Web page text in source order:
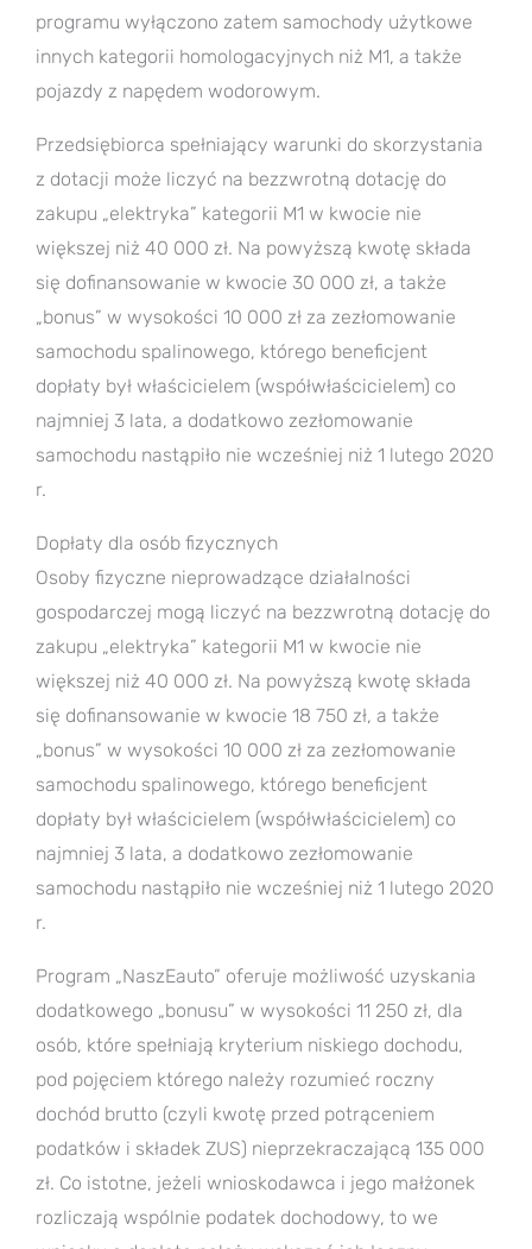
programu wyłączono zatem samochody użytkowe
innych kategorii homologacyjnych niż M1, a także
pojazdy z napędem wodorowym.
Przedsiębiorca spełniający warunki do skorzystania
z dotacji może liczyć na bezzwrotną dotację do
zakupu „elektryka” kategorii M1 w kwocie nie
większej niż 40 000 zł. Na powyższą kwotę składa
się dofinansowanie w kwocie 30 000 zł, a także
„bonus” w wysokości 10 000 zł za zezłomowanie
samochodu spalinowego, którego beneficjent
dopłaty był właścicielem (współwłaścicielem) co
najmniej 3 lata, a dodatkowo zezłomowanie
samochodu nastąpiło nie wcześniej niż 1 lutego 2020
r.
Dopłaty dla osób fizycznych
Osoby fizyczne nieprowadzące działalności
gospodarczej mogą liczyć na bezzwrotną dotację do
zakupu „elektryka” kategorii M1 w kwocie nie
większej niż 40 000 zł. Na powyższą kwotę składa
się dofinansowanie w kwocie 18 750 zł, a także
„bonus” w wysokości 10 000 zł za zezłomowanie
samochodu spalinowego, którego beneficjent
dopłaty był właścicielem (współwłaścicielem) co
najmniej 3 lata, a dodatkowo zezłomowanie
samochodu nastąpiło nie wcześniej niż 1 lutego 2020
r.
Program „NaszEauto” oferuje możliwość uzyskania
dodatkowego „bonusu” w wysokości 11 250 zł, dla
osób, które spełniają kryterium niskiego dochodu,
pod pojęciem którego należy rozumieć roczny
dochód brutto (czyli kwotę przed potrąceniem
podatków i składek ZUS) nieprzekraczającą 135 000
zł. Co istotne, jeżeli wnioskodawca i jego małżonek
rozliczają wspólnie podatek dochodowy, to we